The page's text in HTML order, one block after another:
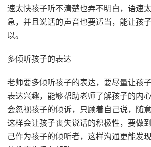
速太快孩子听不清楚也弄不明白，语速
急，并且说话的声音也要适当，能让孩
以。
多倾听孩子的表达
老师要多倾听孩子的表达，要尽量让孩
表达兴趣，能够帮助老师了解孩子的内
会忽视孩子的倾诉，只顾着自己说，随
这样会让孩子丧失说话的积极性，要做
己作为孩子的倾听者，这样沟通更能发